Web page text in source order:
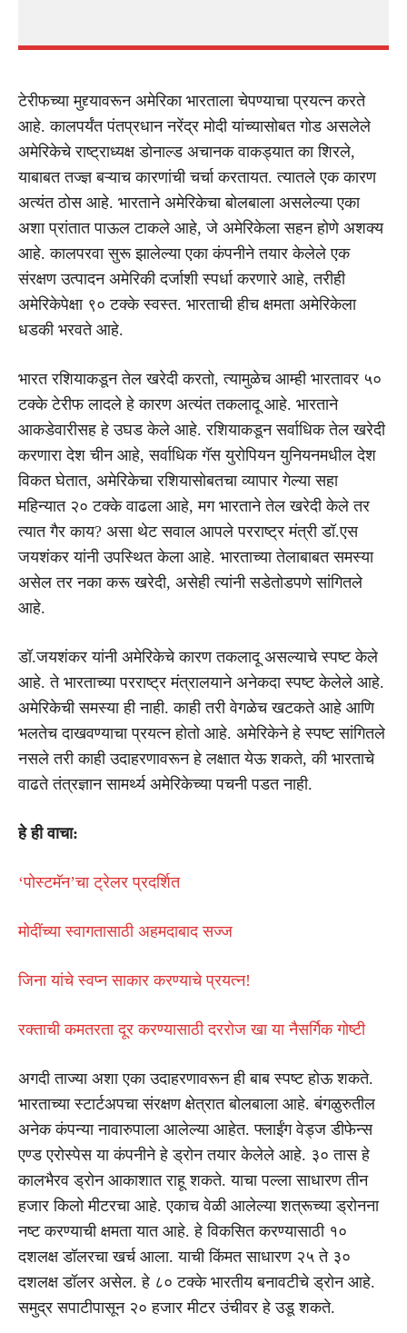
टेरीफच्या मुद्द्यावरून अमेरिका भारताला चेपण्याचा प्रयत्न करते
आहे. कालपर्यंत पंतप्रधान नरेंद्र मोदी यांच्यासोबत गोड असलेले
अमेरिकेचे राष्ट्राध्यक्ष डोनाल्ड अचानक वाकड्यात का शिरले,
याबाबत तज्ज्ञ बऱ्याच कारणांची चर्चा करतायत. त्यातले एक कारण
अत्यंत ठोस आहे. भारताने अमेरिकेचा बोलबाला असलेल्या एका
अशा प्रांतात पाऊल टाकले आहे, जे अमेरिकेला सहन होणे अशक्य
आहे. कालपरवा सुरू झालेल्या एका कंपनीने तयार केलेले एक
संरक्षण उत्पादन अमेरिकी दर्जाशी स्पर्धा करणारे आहे, तरीही
अमेरिकेपेक्षा ९० टक्के स्वस्त. भारताची हीच क्षमता अमेरिकेला
धडकी भरवते आहे.
भारत रशियाकडून तेल खरेदी करतो, त्यामुळेच आम्ही भारतावर ५०
टक्के टेरीफ लादले हे कारण अत्यंत तकलादू आहे. भारताने
आकडेवारीसह हे उघड केले आहे. रशियाकडून सर्वाधिक तेल खरेदी
करणारा देश चीन आहे, सर्वाधिक गॅस युरोपियन युनियनमधील देश
विकत घेतात, अमेरिकेचा रशियासोबतचा व्यापार गेल्या सहा
महिन्यात २० टक्के वाढला आहे, मग भारताने तेल खरेदी केले तर
त्यात गैर काय? असा थेट सवाल आपले परराष्ट्र मंत्री डॉ.एस
जयशंकर यांनी उपस्थित केला आहे. भारताच्या तेलाबाबत समस्या
असेल तर नका करू खरेदी, असेही त्यांनी सडेतोडपणे सांगितले
आहे.
डॉ.जयशंकर यांनी अमेरिकेचे कारण तकलादू असल्याचे स्पष्ट केले
आहे. ते भारताच्या परराष्ट्र मंत्रालयाने अनेकदा स्पष्ट केलेले आहे.
अमेरिकेची समस्या ही नाही. काही तरी वेगळेच खटकते आहे आणि
भलतेच दाखवण्याचा प्रयत्न होतो आहे. अमेरिकेने हे स्पष्ट सांगितले
नसले तरी काही उदाहरणावरून हे लक्षात येऊ शकते, की भारताचे
वाढते तंत्रज्ञान सामर्थ्य अमेरिकेच्या पचनी पडत नाही.
हे ही वाचा:
‘पोस्टमॅन’चा ट्रेलर प्रदर्शित
मोदींच्या स्वागतासाठी अहमदाबाद सज्ज
जिना यांचे स्वप्न साकार करण्याचे प्रयत्न!
रक्ताची कमतरता दूर करण्यासाठी दररोज खा या नैसर्गिक गोष्टी
अगदी ताज्या अशा एका उदाहरणावरून ही बाब स्पष्ट होऊ शकते.
भारताच्या स्टार्टअपचा संरक्षण क्षेत्रात बोलबाला आहे. बंगळुरुतील
अनेक कंपन्या नावारुपाला आलेल्या आहेत. फ्लाईंग वेड्ज डीफेन्स
एण्ड एरोस्पेस या कंपनीने हे ड्रोन तयार केलेले आहे. ३० तास हे
कालभैरव ड्रोन आकाशात राहू शकते. याचा पल्ला साधारण तीन
हजार किलो मीटरचा आहे. एकाच वेळी आलेल्या शत्रूच्या ड्रोनना
नष्ट करण्याची क्षमता यात आहे. हे विकसित करण्यासाठी १०
दशलक्ष डॉलरचा खर्च आला. याची किंमत साधारण २५ ते ३०
दशलक्ष डॉलर असेल. हे ८० टक्के भारतीय बनावटीचे ड्रोन आहे.
समुद्र सपाटीपासून २० हजार मीटर उंचीवर हे उडू शकते.